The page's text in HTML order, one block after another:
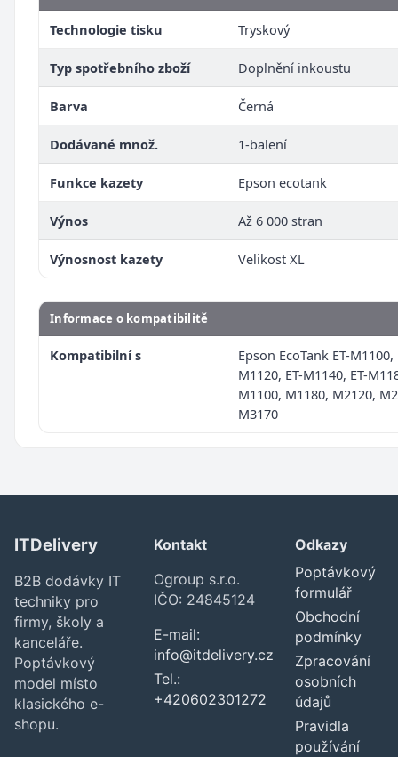
Technologie tisku Tryskový
Typ spotřebního zboží Doplnění inkoustu
Barva Černá
Dodávané množ. 1-balení
Funkce kazety Epson ecotank
Výnos Až 6 000 stran
Výnosnost kazety Velikost XL
Informace o kompatibilitě
Kompatibilní s
Epson EcoTank ET-M1100,
M1120, ET-M1140, ET-
M1100, M1180, M2120,
M3170
ITDelivery
B2B dodávky IT
techniky pro
firmy, školy a
kanceláře.
Poptávkový
model místo
klasického e-
shopu.
Kontakt
Ogroup s.r.o.
IČO: 24845124
E-mail:
info@itdelivery.cz
Tel.:
+420602301272
Odkazy
Poptávkový
formulář
Obchodní
podmínky
Zpracování
osobních
údajů
Pravidla
používání